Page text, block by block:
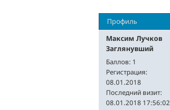
Профиль
Максим Лучков
Заглянувший
Баллов: 1
Регистрация:
08.01.2018
Последний визит:
08.01.2018 17:56:02